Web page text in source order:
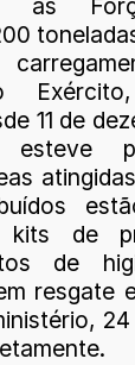
as
11 de
kits de
de
resgate